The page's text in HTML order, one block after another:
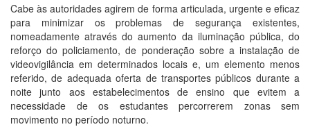
Cabe às autoridades agirem de forma articulada, urgente e eficaz
para minimizar os problemas de segurança existentes,
nomeadamente através do aumento da iluminação pública, do
reforço do policiamento, de ponderação sobre a instalação de
videovigilância em determinados locais e, um elemento menos
referido, de adequada oferta de transportes públicos durante a
noite junto aos estabelecimentos de ensino que evitem a
necessidade de os estudantes percorrerem zonas sem
movimento no período noturno.